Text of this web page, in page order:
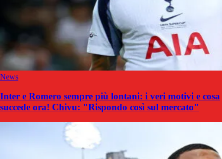
News
Inter e Romero sempre più lontani: i veri motivi e cosa
succede ora! Chivu: "Rispondo così sul mercato"